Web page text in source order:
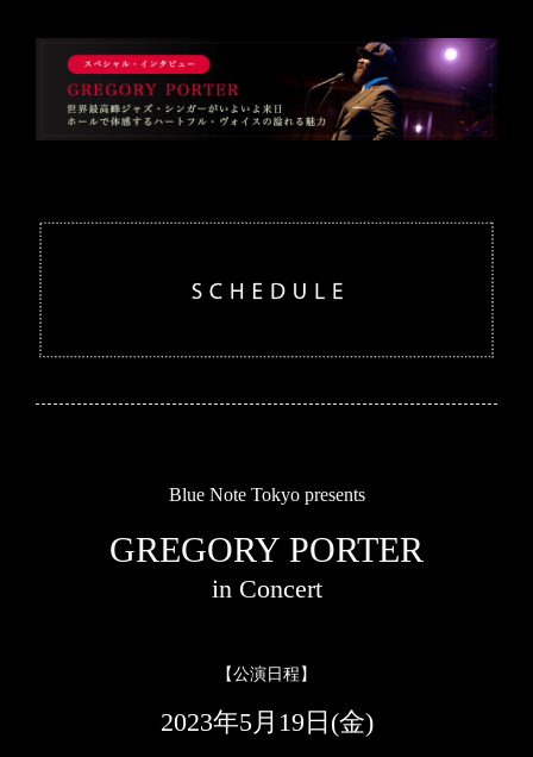
Blue Note Tokyo presents
GREGORY PORTER
in Concert
【公演日程】
2023年5月19日(金)